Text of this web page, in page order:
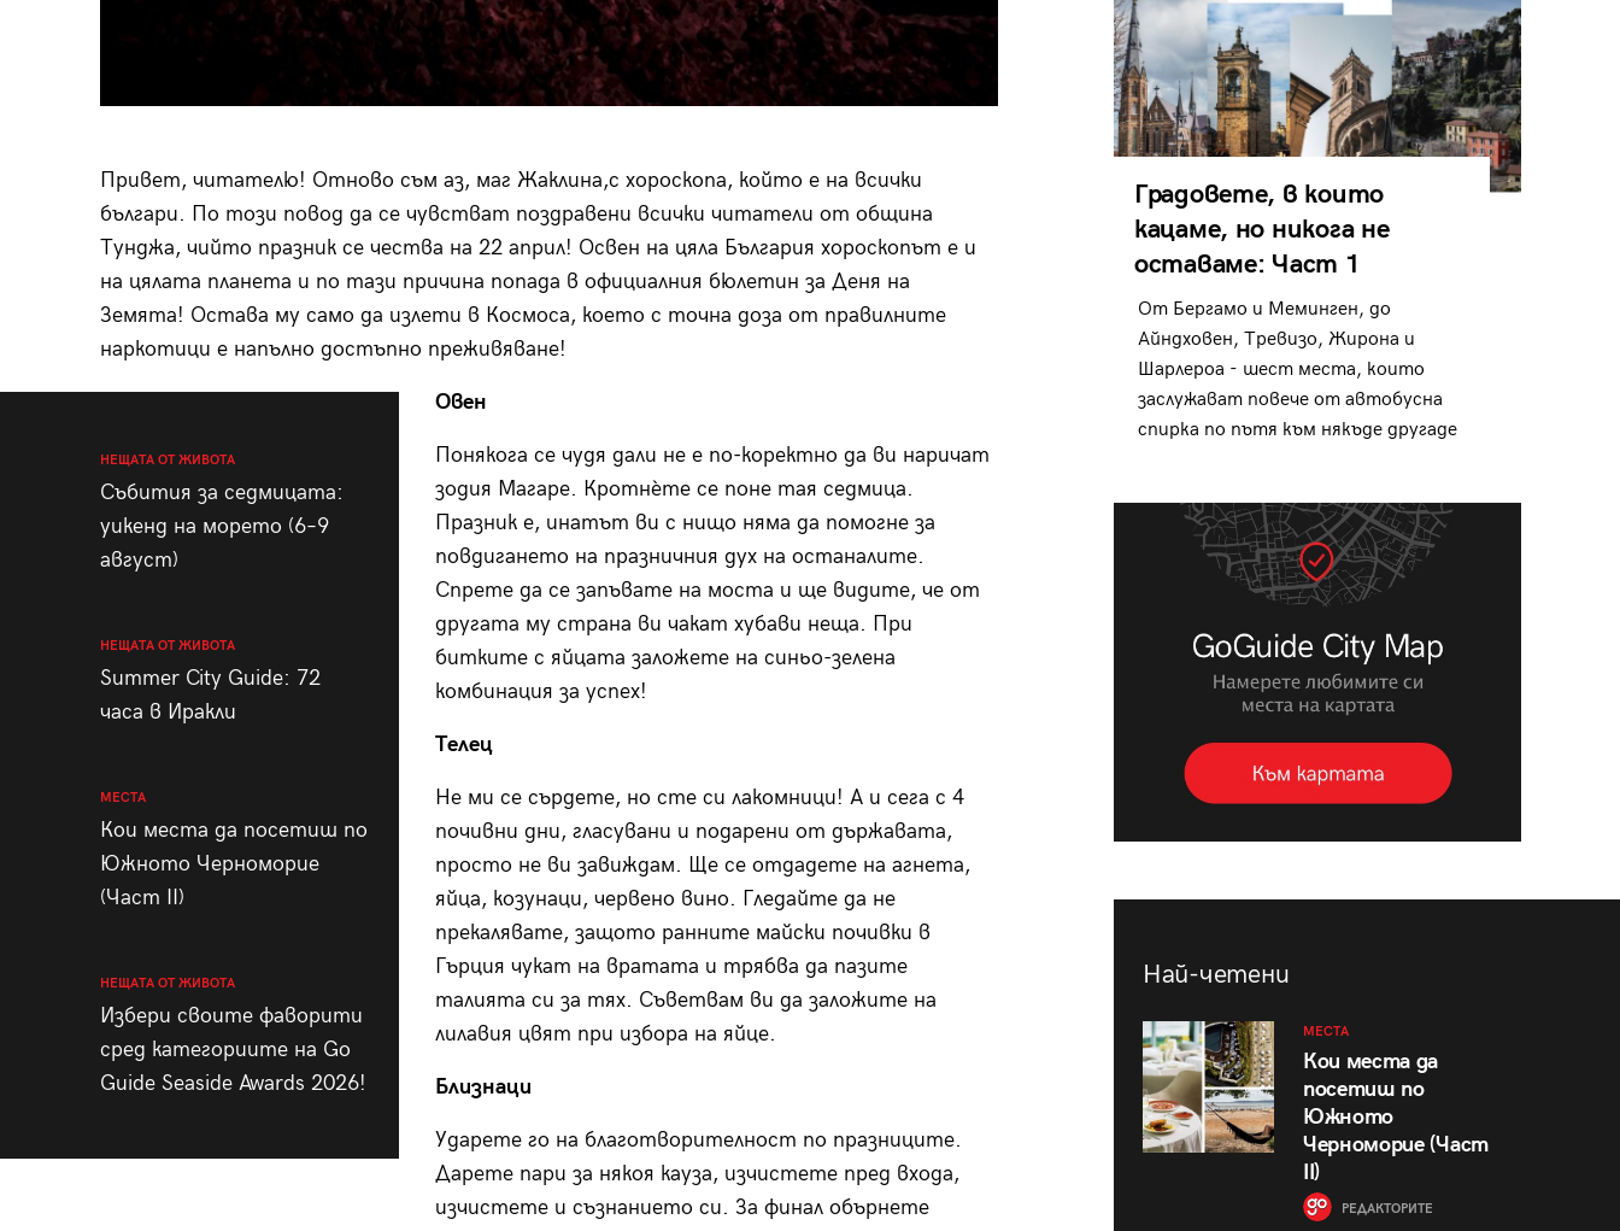
Привет, читателю! Отново съм аз, маг Жаклина,с хороскопа, който е на всички
българи. По този повод да се чувстват поздравени всички читатели от община
Тунджа, чийто празник се чества на 22 април! Освен на цяла България хороскопът е и
на цялата планета и по тази причина попада в официалния бюлетин за Деня на
Земята! Остава му само да излети в Космоса, което с точна доза от правилните
наркотици е напълно достъпно преживяване!
НЕЩАТА ОТ ЖИВОТА
Събития за седмицата:
уикенд на морето (6–9
август)
НЕЩАТА ОТ ЖИВОТА
Summer City Guide: 72
часа в Иракли
МЕСТА
Кои места да посетиш по
Южното Черноморие
(Част II)
НЕЩАТА ОТ ЖИВОТА
Избери своите фаворити
сред категориите на Go
Guide Seaside Awards 2026!
Овен
Понякога се чудя дали не е по-коректно да ви наричат
зодия Магаре. Кротнèте се поне тая седмица.
Празник е, инатът ви с нищо няма да помогне за
повдигането на празничния дух на останалите.
Спрете да се запъвате на моста и ще видите, че от
другата му страна ви чакат хубави неща. При
битките с яйцата заложете на синьо-зелена
комбинация за успех!
Телец
Не ми се сърдете, но сте си лакомници! А и сега с 4
почивни дни, гласувани и подарени от държавата,
просто не ви завиждам. Ще се отдадете на агнета,
яйца, козунаци, червено вино. Гледайте да не
прекалявате, защото ранните майски почивки в
Гърция чукат на вратата и трябва да пазите
талията си за тях. Съветвам ви да заложите на
лилавия цвят при избора на яйце.
Близнаци
Ударете го на благотворителност по празниците.
Дарете пари за някоя кауза, изчистете пред входа,
изчистете и съзнанието си. За финал обърнете
Градовете, в които
кацаме, но никога не
оставаме: Част 1
От Бергамо и Меминген, до
Айндховен, Тревизо, Жирона и
Шарлероа - шест места, които
заслужават повече от автобусна
спирка по пътя към някъде другаде
Най-четени
МЕСТА
Кои места да
посетиш по
Южното
Черноморие (Част
II)
РЕДАКТОРИТЕ